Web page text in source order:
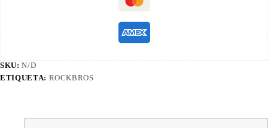
SKU:N/D
ETIQUETA: ROCKBROS